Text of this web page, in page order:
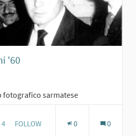
'60
fotografico sarmatese
4 4 FOLLOWERS
FOLLOW 0 0